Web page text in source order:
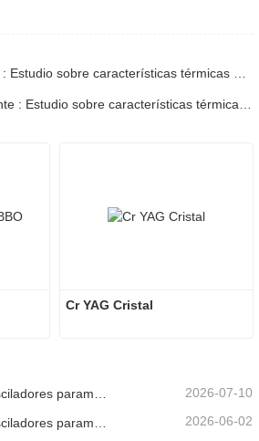
Cr YAG Cristal
Investigación sobre osciladores paramétricos de infrarrojo medio - Parte 06 2026-07-10
2026-06-02